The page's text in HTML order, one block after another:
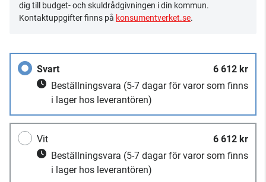
dig till budget- och skuldrådgivningen i din kommun.
Kontaktuppgifter finns på konsumentverket.se.
Svart
6 612 kr
Beställningsvara (5-7 dagar för varor som finns
i lager hos leverantören)
Vit
6 612 kr
Beställningsvara (5-7 dagar för varor som finns
i lager hos leverantören)